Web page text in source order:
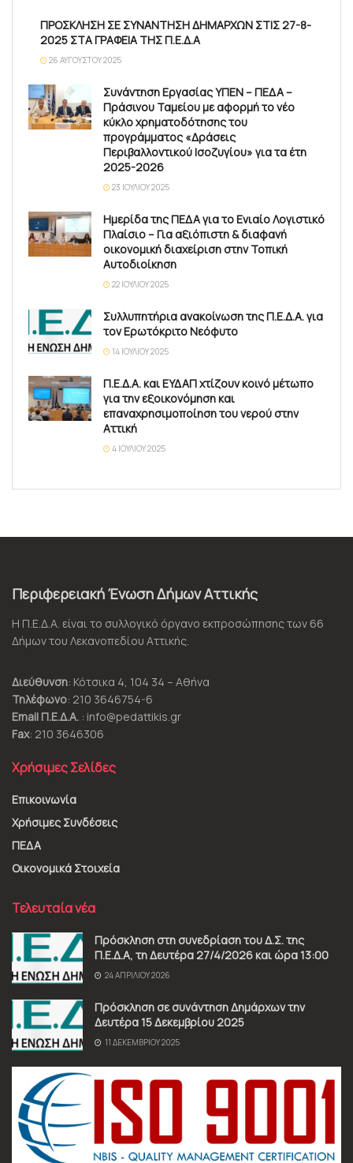
ΠΡΟΣΚΛΗΣΗ ΣΕ ΣΥΝΑΝΤΗΣΗ ΔΗΜΑΡΧΩΝ ΣΤΙΣ 27-8-
2025 ΣΤΑ ΓΡΑΦΕΙΑ ΤΗΣ Π.Ε.Δ.Α
26 ΑΥΓΟΎΣΤΟΥ 2025
Συνάντηση Εργασίας ΥΠΕΝ – ΠΕΔΑ –
Πράσινου Ταμείου με αφορμή το νέο
κύκλο χρηματοδότησης του
προγράμματος «Δράσεις
Περιβαλλοντικού Ισοζυγίου» για τα έτη
2025-2026
23 ΙΟΥΛΊΟΥ 2025
Ημερίδα της ΠΕΔΑ για το Ενιαίο Λογιστικό
Πλαίσιο – Για αξιόπιστη & διαφανή
οικονομική διαχείριση στην Τοπική
Αυτοδιοίκηση
22 ΙΟΥΛΊΟΥ 2025
Συλλυπητήρια ανακοίνωση της Π.Ε.Δ.Α. για
τον Ερωτόκριτο Νεόφυτο
14 ΙΟΥΛΊΟΥ 2025
Π.Ε.Δ.Α. και ΕΥΔΑΠ χτίζουν κοινό μέτωπο
για την εξοικονόμηση και
επαναχρησιμοποίηση του νερού στην
Αττική
4 ΙΟΥΛΊΟΥ 2025
Περιφερειακή Ένωση Δήμων Αττικής
Η Π.Ε.Δ.Α. είναι το συλλογικό όργανο εκπροσώπησης των 66
Δήμων του Λεκανοπεδίου Αττικής.
Διεύθυνση: Κότσικα 4, 104 34 – Αθήνα
Τηλέφωνο: 210 3646754-6
Email Π.Ε.Δ.Α. : info@pedattikis.gr
Fax: 210 3646306
Χρήσιμες Σελίδες
Επικοινωνία
Χρήσιμες Συνδέσεις
ΠΕΔΑ
Οικονομικά Στοιχεία
Τελευταία νέα
Πρόσκληση στη συνεδρίαση του Δ.Σ. της
Π.Ε.Δ.Α, τη Δευτέρα 27/4/2026 και ώρα 13:00
24 ΑΠΡΙΛΊΟΥ 2026
Πρόσκληση σε συνάντηση Δημάρχων την
Δευτέρα 15 Δεκεμβρίου 2025
11 ΔΕΚΕΜΒΡΊΟΥ 2025